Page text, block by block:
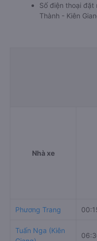
Số điện thoại đặt
Thành - Kiên
Nhà xe
Phương Trang
Tuấn Nga (Kiên